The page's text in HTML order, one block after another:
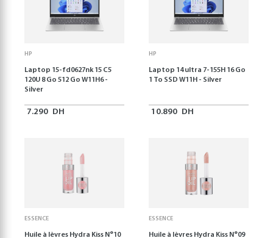
HP
Laptop 15-fd0627nk 15 C5
120U 8 Go 512 Go W11H6 -
Silver
7.290 DH
HP
Laptop 14 ultra 7-155H 16 Go
1 To SSD W11H - Silver
10.890 DH
ESSENCE
Huile à lèvres Hydra Kiss N°10
ESSENCE
Huile à lèvres Hydra Kiss N°09